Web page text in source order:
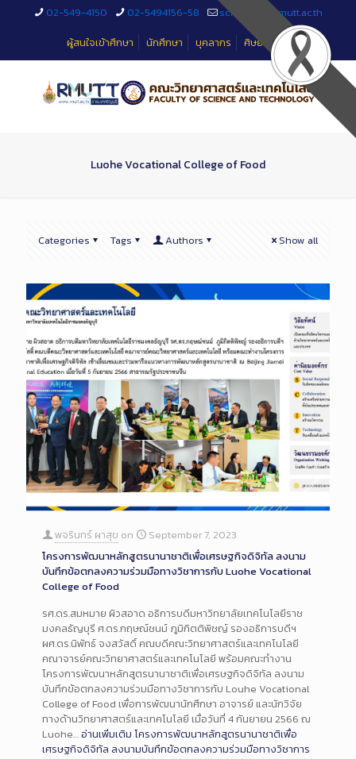
02-549-4150 02-5494156-58
sciteched@rmutt.ac.th
ผู้สนใจเข้าศึกษา
นักศึกษา บุคลากร ศิษย์เก่า
Luohe Vocational College of Food
Categories Tags Authors Show all
พจรินทร์ ผาสุข on
September 7, 2023
โครงการพัฒนาหลักสูตรนานาชาติเพื่อเศรษฐกิจดิจิทัล ลงนาม
บันทึกข้อตกลงความร่วมมือทางวิชาการกับ Luohe Vocational
College of Food
รศ.ดร.สมหมาย ผิวสอาด อธิการบดีมหาวิทยาลัยเทคโนโลยีราช
มงคลธัญบุรี ศ.ดร.กฤษณ์ชนม์ ภูมิกิตติพิชญ์ รองอธิการบดีฯ
ผศ.ดร.นิพัทธ์ จงสวัสดิ์ คณบดีคณะวิทยาศาสตร์และเทคโนโลยี
คณาจารย์คณะวิทยาศาสตร์และเทคโนโลยี พร้อมคณะทำงาน
โครงการพัฒนาหลักสูตรนานาชาติเพื่อเศรษฐกิจดิจิทัล ลงนาม
บันทึกข้อตกลงความร่วมมือทางวิชาการกับ Louhe Vocational
College of Food เพื่อการพัฒนานักศึกษา อาจารย์ และนักวิจัย
ทางด้านวิทยาศาสตร์และเทคโนโลยี เมื่อวันที่ 4 กันยายน 2566 ณ
Luohe…อ่านเพิ่มเติม โครงการพัฒนาหลักสูตรนานาชาติเพื่อ
เศรษฐกิจดิจิทัล ลงนามบันทึกข้อตกลงความร่วมมือทางวิชาการ